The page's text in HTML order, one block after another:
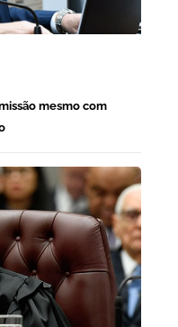
mesmo com